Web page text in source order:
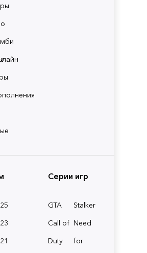
Серии игр
GTA
Stalker
Call of
Duty
Need
for